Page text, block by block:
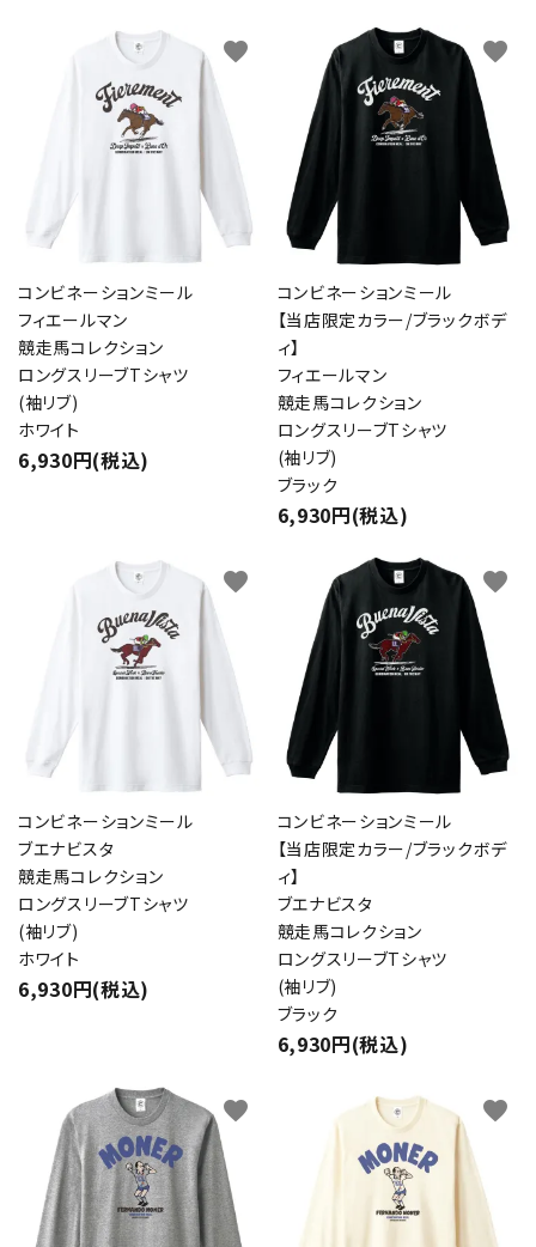
コンビネーションミール
フィエールマン
競走馬コレクション
ロングスリーブTシャツ
(袖リブ)
ホワイト
6,930円(税込)
favorite
コンビネーションミール
【当店限定カラー/ブラックボデ
ィ】
フィエールマン
競走馬コレクション
ロングスリーブTシャツ
(袖リブ)
ブラック
6,930円(税込)
favorite
コンビネーションミール
ブエナビスタ
競走馬コレクション
ロングスリーブTシャツ
(袖リブ)
ホワイト
6,930円(税込)
favorite
コンビネーションミール
【当店限定カラー/ブラックボデ
ィ】
ブエナビスタ
競走馬コレクション
ロングスリーブTシャツ
(袖リブ)
ブラック
6,930円(税込)
favorite
favorite favorite